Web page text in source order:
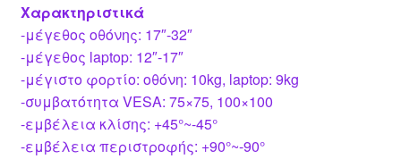
Χαρακτηριστικά
-μέγεθος οθόνης: 17″-32″
-μέγεθος laptop: 12″-17″
-μέγιστο φορτίο: οθόνη: 10kg, laptop: 9kg
-συμβατότητα VESA: 75×75, 100×100
-εμβέλεια κλίσης: +45°~-45°
-εμβέλεια περιστροφής: +90°~-90°